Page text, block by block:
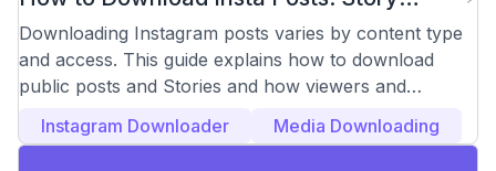
Viewer and Downloader Guide
Downloading Instagram posts varies by content type
and access. This guide explains how to download
public posts and Stories and how viewers and
Instagram Downloader Media Downloading